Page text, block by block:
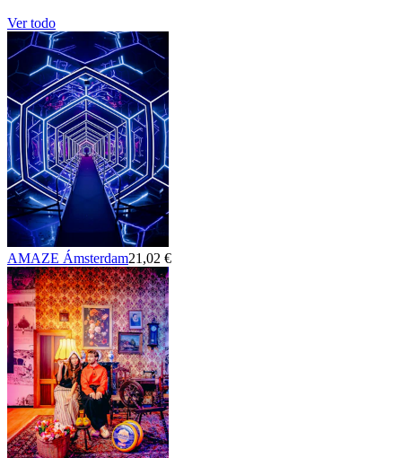
Ver todo
AMAZE Ámsterdam21,02 €